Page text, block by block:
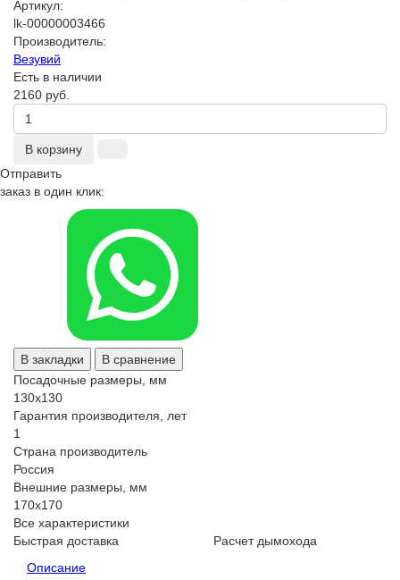
Артикул:
lk-00000003466
Производитель:
Везувий
Есть в наличии
2160 руб.
В корзину
Отправить
заказ в один клик:
В закладки
В сравнение
Посадочные размеры, мм
130x130
Гарантия производителя, лет
1
Страна производитель
Россия
Внешние размеры, мм
170x170
Все характеристики
Быстрая доставка
Расчет дымохода
Описание